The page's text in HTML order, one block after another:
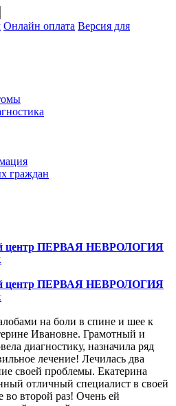
Онлайн оплата Версия для
граждан
центр ПЕРВАЯ НЕВРОЛОГИЯ
центр ПЕРВАЯ НЕВРОЛОГИЯ
на боли в спине и шее к
Ивановне. Грамотный и
диагностику, назначила ряд
лечение! Лечилась два
своей проблемы. Екатерина
отличный специалист в своей
во второй раз! Очень ей